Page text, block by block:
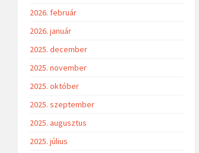
2026. február
2026. január
2025. december
2025. november
2025. október
2025. szeptember
2025. augusztus
2025. július